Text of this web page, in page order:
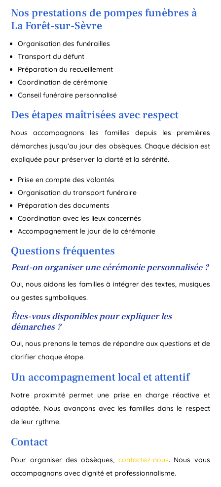
Nos prestations de pompes funèbres à
La Forêt-sur-Sèvre
Organisation des funérailles
Transport du défunt
Préparation du recueillement
Coordination de cérémonie
Conseil funéraire personnalisé
Des étapes maîtrisées avec respect
Nous accompagnons les familles depuis les premières
démarches jusqu’au jour des obsèques. Chaque décision est
expliquée pour préserver la clarté et la sérénité.
Prise en compte des volontés
Organisation du transport funéraire
Préparation des documents
Coordination avec les lieux concernés
Accompagnement le jour de la cérémonie
Questions fréquentes
Peut-on organiser une cérémonie personnalisée ?
Oui, nous aidons les familles à intégrer des textes, musiques
ou gestes symboliques.
Êtes-vous disponibles pour expliquer les
démarches ?
Oui, nous prenons le temps de répondre aux questions et de
clarifier chaque étape.
Un accompagnement local et attentif
Notre proximité permet une prise en charge réactive et
adaptée. Nous avançons avec les familles dans le respect
de leur rythme.
Contact
Pour organiser des obsèques, contactez-nous. Nous vous
accompagnons avec dignité et professionnalisme.